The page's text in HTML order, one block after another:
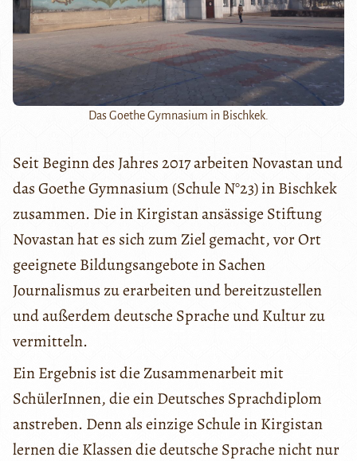
Das Goethe Gymnasium in Bischkek.
Seit Beginn des Jahres 2017 arbeiten Novastan und
das Goethe Gymnasium (Schule N°23) in Bischkek
zusammen. Die in Kirgistan ansässige Stiftung
Novastan hat es sich zum Ziel gemacht, vor Ort
geeignete Bildungsangebote in Sachen
Journalismus zu erarbeiten und bereitzustellen
und außerdem deutsche Sprache und Kultur zu
vermitteln.
Ein Ergebnis ist die Zusammenarbeit mit
SchülerInnen, die ein Deutsches Sprachdiplom
anstreben. Denn als einzige Schule in Kirgistan
lernen die Klassen die deutsche Sprache nicht nur